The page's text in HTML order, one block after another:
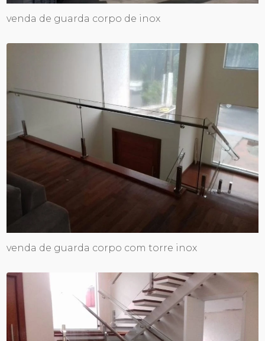
venda de guarda corpo de inox
venda de guarda corpo com torre inox